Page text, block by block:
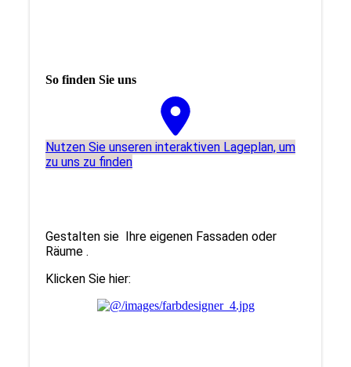
So finden Sie uns
Nutzen Sie unseren interaktiven La­ge­plan, um
zu uns zu finden
Gestalten sie Ihre eigenen Fassaden oder
Räume .
Klicken Sie hier: